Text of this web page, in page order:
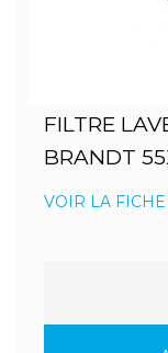
FILTRE
BRANDT
VOIR LA